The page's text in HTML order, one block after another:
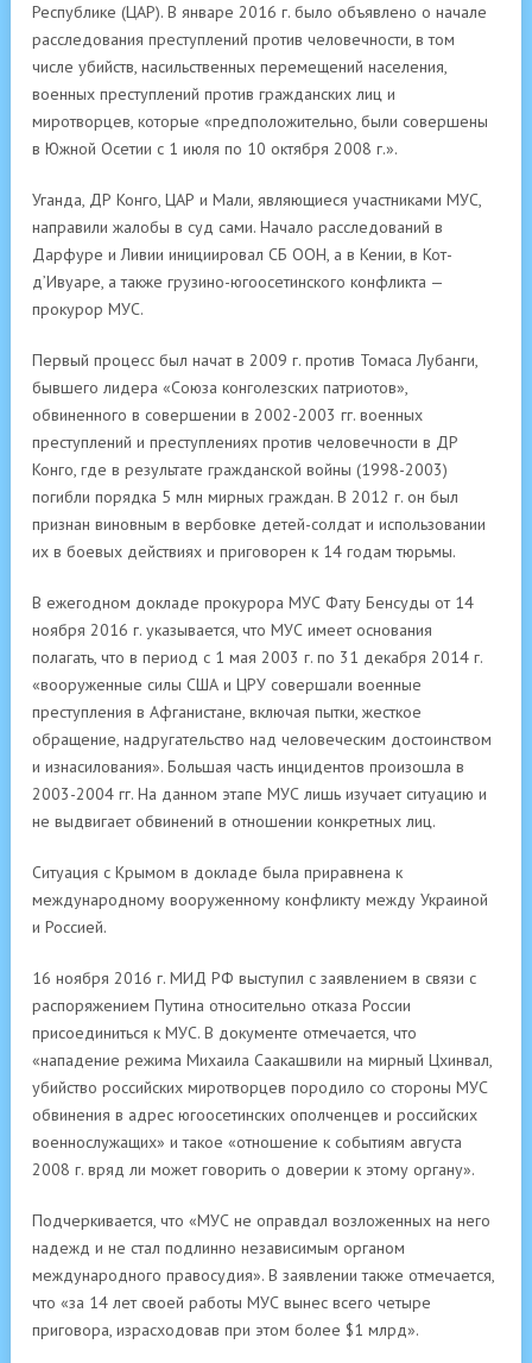
Республике (ЦАР). В январе 2016 г. было объявлено о начале
расследования преступлений против человечности, в том
числе убийств, насильственных перемещений населения,
военных преступлений против гражданских лиц и
миротворцев, которые «предположительно, были совершены
в Южной Осетии с 1 июля по 10 октября 2008 г.».
Уганда, ДР Конго, ЦАР и Мали, являющиеся участниками МУС,
направили жалобы в суд сами. Начало расследований в
Дарфуре и Ливии инициировал СБ ООН, а в Кении, в Кот-
д’Ивуаре, а также грузино-югоосетинского конфликта —
прокурор МУС.
Первый процесс был начат в 2009 г. против Томаса Лубанги,
бывшего лидера «Союза конголезских патриотов»,
обвиненного в совершении в 2002-2003 гг. военных
преступлений и преступлениях против человечности в ДР
Конго, где в результате гражданской войны (1998-2003)
погибли порядка 5 млн мирных граждан. В 2012 г. он был
признан виновным в вербовке детей-солдат и использовании
их в боевых действиях и приговорен к 14 годам тюрьмы.
В ежегодном докладе прокурора МУС Фату Бенсуды от 14
ноября 2016 г. указывается, что МУС имеет основания
полагать, что в период с 1 мая 2003 г. по 31 декабря 2014 г.
«вооруженные силы США и ЦРУ совершали военные
преступления в Афганистане, включая пытки, жесткое
обращение, надругательство над человеческим достоинством
и изнасилования». Большая часть инцидентов произошла в
2003-2004 гг. На данном этапе МУС лишь изучает ситуацию и
не выдвигает обвинений в отношении конкретных лиц.
Ситуация с Крымом в докладе была приравнена к
международному вооруженному конфликту между Украиной
и Россией.
16 ноября 2016 г. МИД РФ выступил с заявлением в связи с
распоряжением Путина относительно отказа России
присоединиться к МУС. В документе отмечается, что
«нападение режима Михаила Саакашвили на мирный Цхинвал,
убийство российских миротворцев породило со стороны МУС
обвинения в адрес югоосетинских ополченцев и российских
военнослужащих» и такое «отношение к событиям августа
2008 г. вряд ли может говорить о доверии к этому органу».
Подчеркивается, что «МУС не оправдал возложенных на него
надежд и не стал подлинно независимым органом
международного правосудия». В заявлении также отмечается,
что «за 14 лет своей работы МУС вынес всего четыре
приговора, израсходовав при этом более $1 млрд».